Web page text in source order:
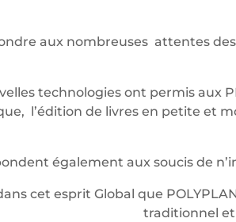
aux nombreuses attentes
technologies ont permis aux
l’édition de livres en petite et
également aux soucis de
cet esprit Global que
traditionnel et